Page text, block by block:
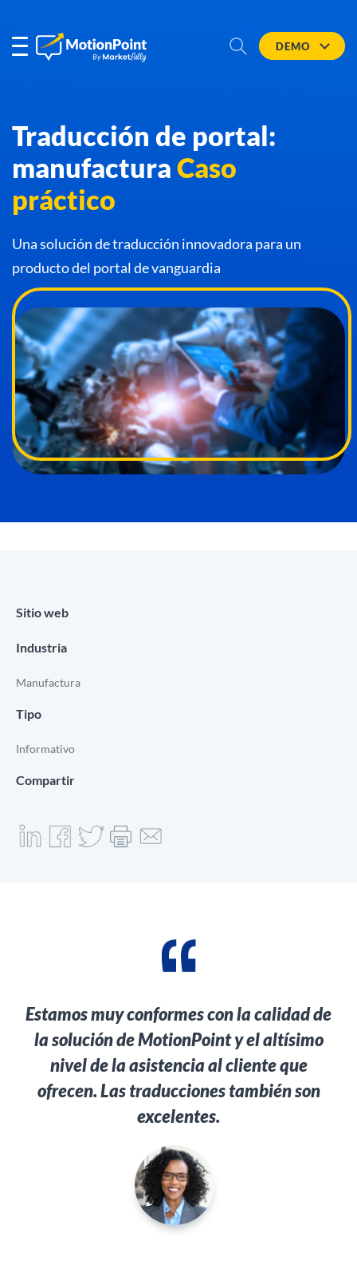
DEMO
Traducción de portal:
manufacturaCaso
práctico
Una solución de traducción innovadora para un
producto del portal de vanguardia
Sitio web
Industria
Manufactura
Tipo
Informativo
Compartir
Estamos muy conformes con la calidad de
la solución de MotionPoint y el altísimo
nivel de la asistencia al cliente que
ofrecen. Las traducciones también son
excelentes.